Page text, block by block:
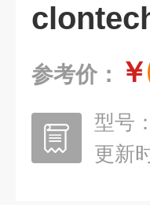
参考价： ￥
型号：
更新